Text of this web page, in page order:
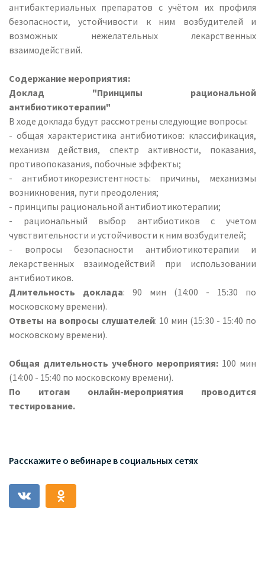
антибактериальных препаратов с учётом их профиля
безопасности, устойчивости к ним возбудителей и
возможных нежелательных лекарственных
взаимодействий.
Содержание мероприятия:
Доклад "Принципы рациональной
антибиотикотерапии"
В ходе доклада будут рассмотрены следующие вопросы:
- общая характеристика антибиотиков: классификация,
механизм действия, спектр активности, показания,
противопоказания, побочные эффекты;
- антибиотикорезистентность: причины, механизмы
возникновения, пути преодоления;
- принципы рациональной антибиотикотерапии;
- рациональный выбор антибиотиков с учетом
чувствительности и устойчивости к ним возбудителей;
- вопросы безопасности антибиотикотерапии и
лекарственных взаимодействий при использовании
антибиотиков.
Длительность доклада: 90 мин (14:00 - 15:30 по
московскому времени).
Ответы на вопросы слушателей: 10 мин (15:30 - 15:40 по
московскому времени).
Общая длительность учебного мероприятия: 100 мин
(14:00 - 15:40 по московскому времени).
По итогам онлайн-мероприятия проводится
тестирование.
Расскажите о вебинаре в социальных сетях